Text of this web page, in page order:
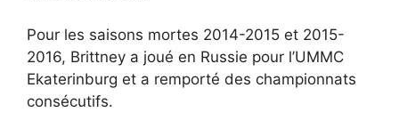
Pour les saisons mortes 2014-2015 et 2015-
2016, Brittney a joué en Russie pour l’UMMC
Ekaterinburg et a remporté des championnats
consécutifs.